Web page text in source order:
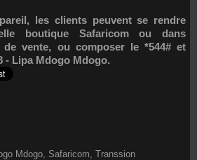
les clients peuvent se rendre
boutique Safaricom ou dans
vente, ou composer le *544# et
- Lipa Mdogo Mdogo.
Mdogo Safaricom Transsion